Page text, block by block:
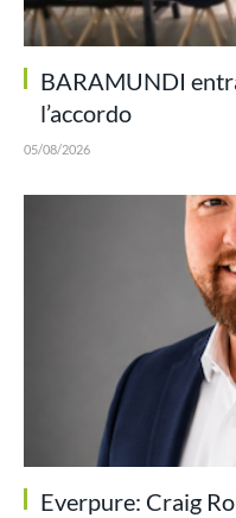
BARAMUNDI
l’accordo
05/08/2026
Everpure: Craig